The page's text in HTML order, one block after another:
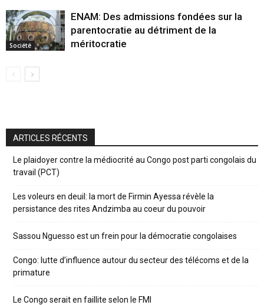
Société
ENAM: Des admissions fondées sur la
parentocratie au détriment de la
méritocratie
ARTICLES RÉCENTS
Le plaidoyer contre la médiocrité au Congo post parti congolais du
travail (PCT)
Les voleurs en deuil: la mort de Firmin Ayessa révèle la
persistance des rites Andzimba au coeur du pouvoir
Sassou Nguesso est un frein pour la démocratie congolaises
Congo: lutte d’influence autour du secteur des télécoms et de la
primature
Le Congo serait en faillite selon le FMI